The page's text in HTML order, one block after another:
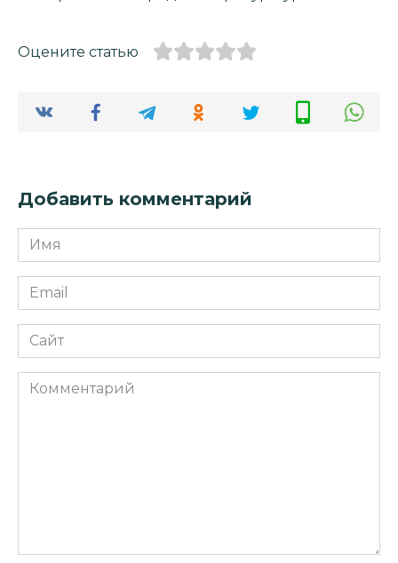
Оцените статью
Добавить комментарий
Имя
*
Email
*
Сайт
Комментарий